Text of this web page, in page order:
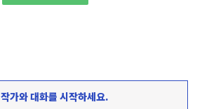
작가와 대화를 시작하세요.